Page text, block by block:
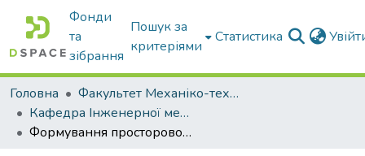
Фонди
та
зібрання
Пошук за
критеріями
Статистика
Головна
Факультет Механіко-технологічний
Кафедра Інженерної механіки та комп'ютерного проектування
Формування просторової ДПК на основі прилягаючих кіл